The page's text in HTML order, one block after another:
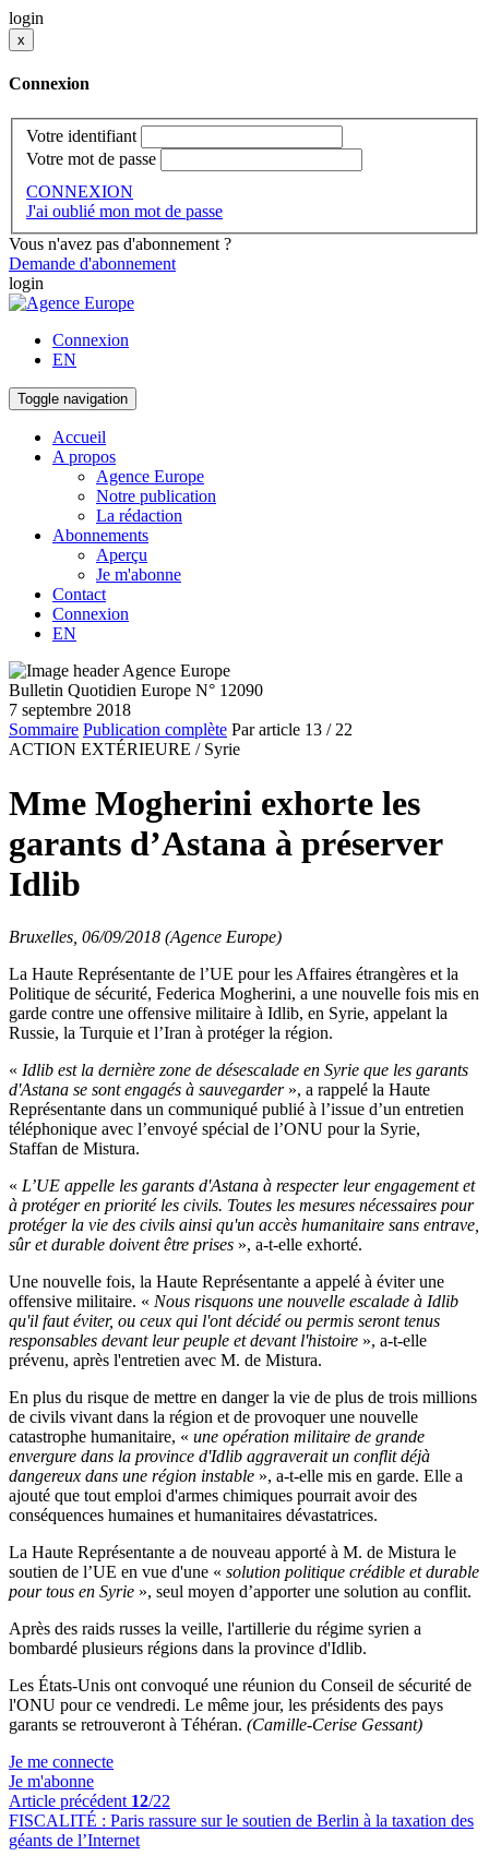
login
x
Connexion
Votre identifiant
Votre mot de passe
CONNEXION
J'ai oublié mon mot de passe
Vous n'avez pas d'abonnement ?
Demande d'abonnement
login
Connexion
EN
Toggle navigation
Accueil
A propos
Agence Europe
Notre publication
La rédaction
Abonnements
Aperçu
Je m'abonne
Contact
Connexion
EN
Bulletin Quotidien Europe N° 12090
7 septembre 2018
Sommaire Publication complète Par article 13 / 22
ACTION EXTÉRIEURE / Syrie
Mme Mogherini exhorte les
garants d’Astana à préserver
Idlib
Bruxelles, 06/09/2018 (Agence Europe)
La Haute Représentante de l’UE pour les Affaires étrangères et la
Politique de sécurité, Federica Mogherini, a une nouvelle fois mis en
garde contre une offensive militaire à Idlib, en Syrie, appelant la
Russie, la Turquie et l’Iran à protéger la région.
« Idlib est la dernière zone de désescalade en Syrie que les garants
d'Astana se sont engagés à sauvegarder », a rappelé la Haute
Représentante dans un communiqué publié à l’issue d’un entretien
téléphonique avec l’envoyé spécial de l’ONU pour la Syrie,
Staffan de Mistura.
« L’UE appelle les garants d'Astana à respecter leur engagement et
à protéger en priorité les civils. Toutes les mesures nécessaires pour
protéger la vie des civils ainsi qu'un accès humanitaire sans entrave,
sûr et durable doivent être prises », a-t-elle exhorté.
Une nouvelle fois, la Haute Représentante a appelé à éviter une
offensive militaire. « Nous risquons une nouvelle escalade à Idlib
qu'il faut éviter, ou ceux qui l'ont décidé ou permis seront tenus
responsables devant leur peuple et devant l'histoire », a-t-elle
prévenu, après l'entretien avec M. de Mistura.
En plus du risque de mettre en danger la vie de plus de trois millions
de civils vivant dans la région et de provoquer une nouvelle
catastrophe humanitaire, « une opération militaire de grande
envergure dans la province d'Idlib aggraverait un conflit déjà
dangereux dans une région instable », a-t-elle mis en garde. Elle a
ajouté que tout emploi d'armes chimiques pourrait avoir des
conséquences humaines et humanitaires dévastatrices.
La Haute Représentante a de nouveau apporté à M. de Mistura le
soutien de l’UE en vue d'une « solution politique crédible et durable
pour tous en Syrie », seul moyen d’apporter une solution au conflit.
Après des raids russes la veille, l'artillerie du régime syrien a
bombardé plusieurs régions dans la province d'Idlib.
Les États-Unis ont convoqué une réunion du Conseil de sécurité de
l'ONU pour ce vendredi. Le même jour, les présidents des pays
garants se retrouveront à Téhéran. (Camille-Cerise Gessant)
Je me connecte
Je m'abonne
Article précédent 12/22
FISCALITÉ : Paris rassure sur le soutien de Berlin à la taxation des
géants de l’Internet